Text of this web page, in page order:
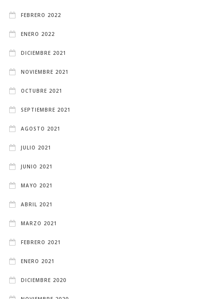
FEBRERO 2022
ENERO 2022
DICIEMBRE 2021
NOVIEMBRE 2021
OCTUBRE 2021
SEPTIEMBRE 2021
AGOSTO 2021
JULIO 2021
JUNIO 2021
MAYO 2021
ABRIL 2021
MARZO 2021
FEBRERO 2021
ENERO 2021
DICIEMBRE 2020